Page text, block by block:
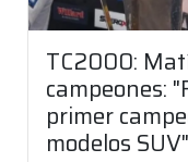
TC2000:
campeones:
primer
modelos SUV"